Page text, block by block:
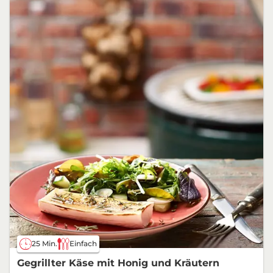
25 Min. Einfach
Gegrillter Käse mit Honig und Kräutern